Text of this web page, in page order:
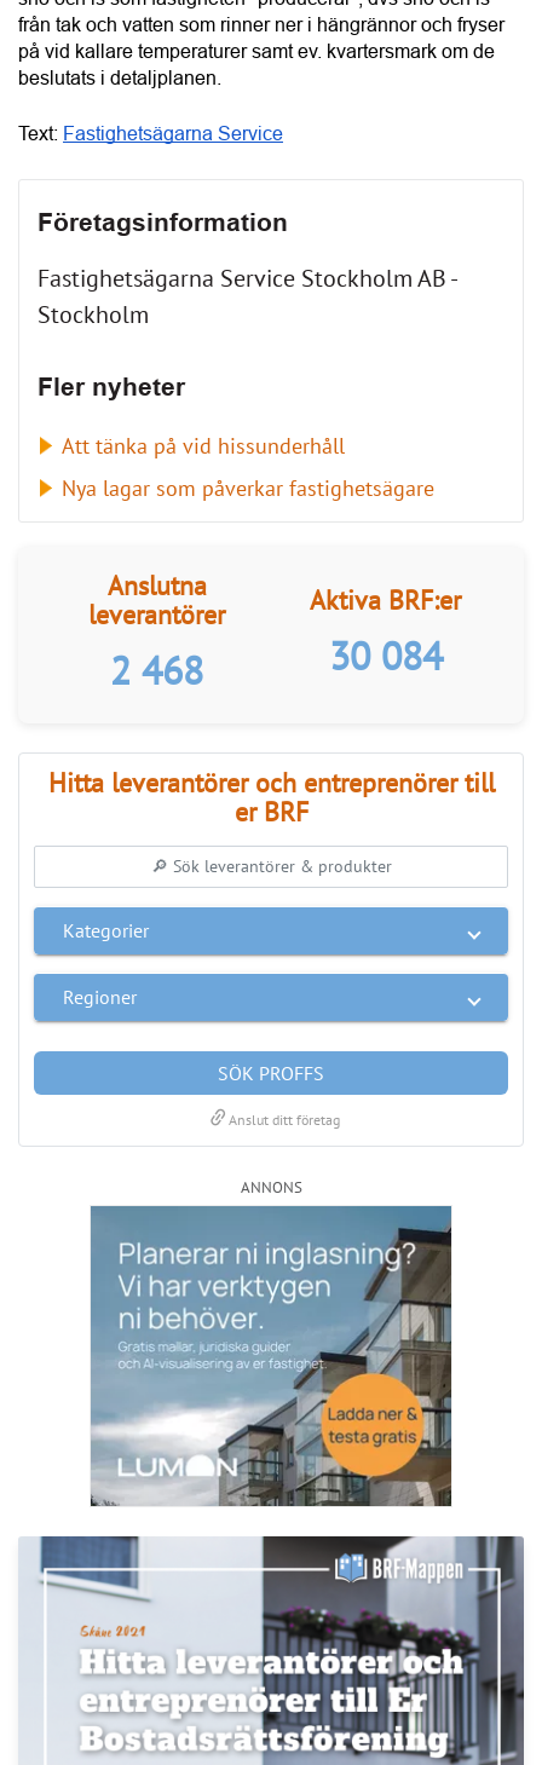
ANNONS
LÄS BRF-MAPPEN >>
Håll dig uppdaterad med de senasteBRF-nyheterna
PRENUMERERA
ANNONS